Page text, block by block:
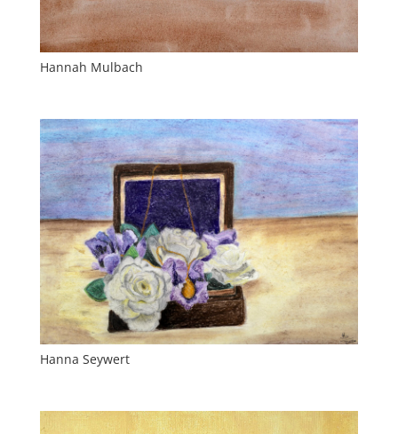
Hannah Mulbach
Hanna Seywert